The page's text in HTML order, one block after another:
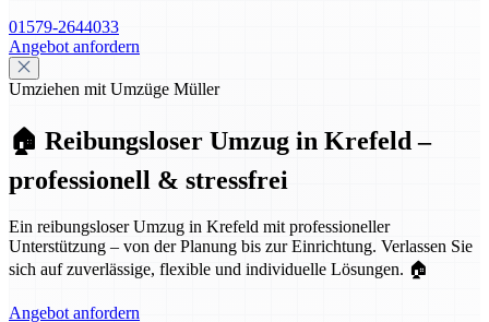
01579-2644033
Angebot anfordern
Umziehen mit Umzüge Müller
🏠 Reibungsloser Umzug in Krefeld –
professionell & stressfrei
Ein reibungsloser Umzug in Krefeld mit professioneller
Unterstützung – von der Planung bis zur Einrichtung. Verlassen Sie
sich auf zuverlässige, flexible und individuelle Lösungen. 🏠
Angebot anfordern